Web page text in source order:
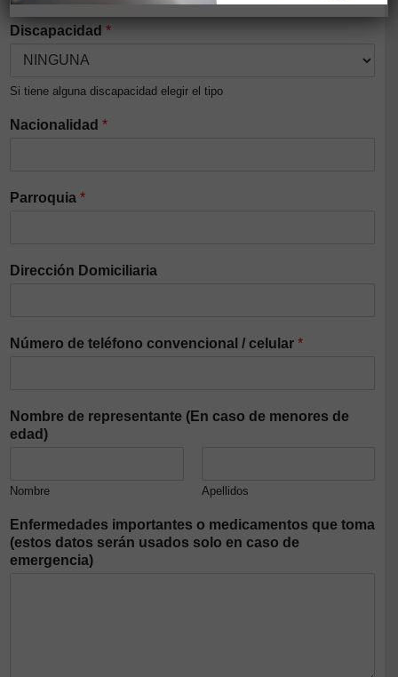
Discapacidad *
Si tiene alguna discapacidad elegir el tipo
Nacionalidad *
Parroquia *
Dirección Domiciliaria
Número de teléfono convencional / celular *
Nombre de representante (En caso de menores de
edad)
Nombre Apellidos
Enfermedades importantes o medicamentos que toma
(estos datos serán usados solo en caso de
emergencia)